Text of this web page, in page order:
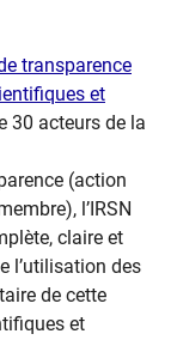
transparence
et
30 acteurs de la
(action
l’IRSN
claire et
l’utilisation des
de cette
et